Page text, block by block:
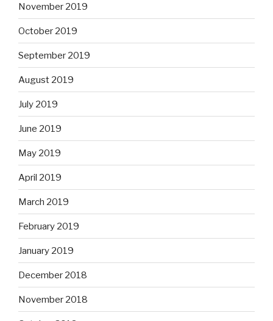
November 2019
October 2019
September 2019
August 2019
July 2019
June 2019
May 2019
April 2019
March 2019
February 2019
January 2019
December 2018
November 2018